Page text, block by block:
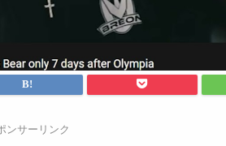
ンサーリンク